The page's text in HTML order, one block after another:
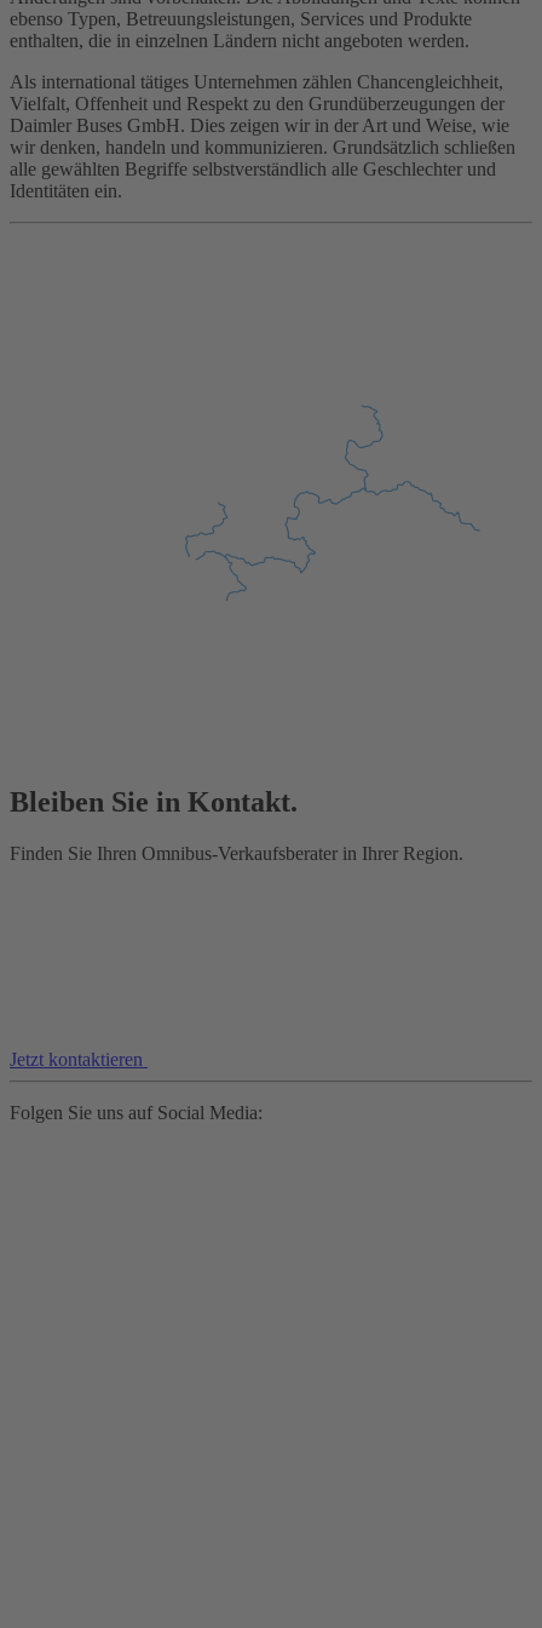
ebenso Typen, Betreuungsleistungen, Services und Produkte
enthalten, die in einzelnen Ländern nicht angeboten werden.
Als international tätiges Unternehmen zählen Chancengleichheit,
Vielfalt, Offenheit und Respekt zu den Grundüberzeugungen der
Daimler Buses GmbH. Dies zeigen wir in der Art und Weise, wie
wir denken, handeln und kommunizieren. Grundsätzlich schließen
alle gewählten Begriffe selbstverständlich alle Geschlechter und
Identitäten ein.
Bleiben Sie in Kontakt.
Finden Sie Ihren Omnibus-Verkaufsberater in Ihrer Region.
Jetzt kontaktieren
Folgen Sie uns auf Social Media: